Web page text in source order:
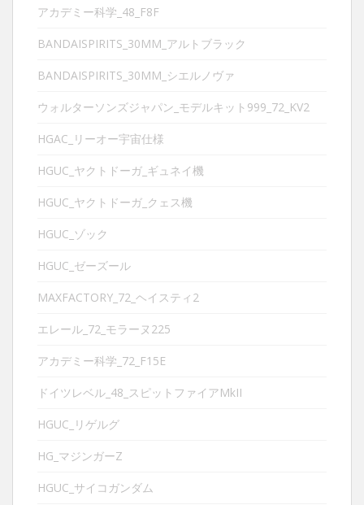
アカデミー科学_48_F8F
BANDAISPIRITS_30MM_アルトブラック
BANDAISPIRITS_30MM_シエルノヴァ
ウォルターソンズジャパン_モデルキット999_72_KV2
HGAC_リーオー宇宙仕様
HGUC_ヤクトドーガ_ギュネイ機
HGUC_ヤクトドーガ_クェス機
HGUC_ゾック
HGUC_ゼーズール
MAXFACTORY_72_ヘイスティ2
エレール_72_モラーヌ225
アカデミー科学_72_F15E
ドイツレベル_48_スピットファイアMkII
HGUC_リゲルグ
HG_マジンガーZ
HGUC_サイコガンダム